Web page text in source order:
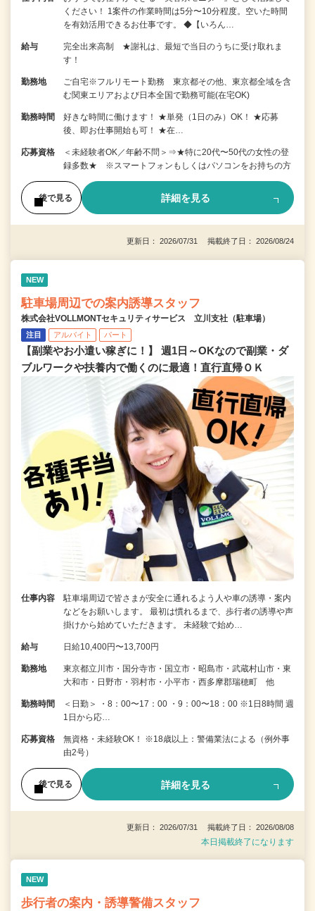
ください！ 1案件の作業時間は5分〜10分程度。空いた時間
を有効活用できるお仕事です。 ◆【いろん…
給与
完全出来高制 ★謝礼は、最短で当日のうちに受け取れま
す！
勤務地
ご自宅※フルリモート勤務 東京都その他、東京都全域を含
む関東エリアおよび日本全国で勤務可能(在宅OK)
勤務時間
好きな時間に働けます！ ★単発（1日のみ）OK！ ★応募
後、即お仕事開始も可！ ★在…
応募資格
＜未経験者OK／年齢不問＞⇒★特に20代〜50代の女性の登
録多数★ ※スマートフォンもしくはパソコンをお持ちの方
後で見る 詳細を見る
更新日： 2026/07/31 掲載終了日： 2026/08/24
NEW
駐車場周辺での案内誘導スタッフ
株式会社VOLLMONTセキュリティサービス 立川支社（駐車場）
注目 アルバイト パート
【副業やお小遣い稼ぎに！】 週1日～OKなので副業・ダ
ブルワークや扶養内で働くのに最適！直行直帰ＯＫ
仕事内容
駐車場周辺で皆さまが安全に通れるよう人や車の誘導・案内
などをお願いします。 最初は慣れるまで、歩行者の誘導や声
掛けから始めていただきます。 未経験で始め…
給与 日給10,400円〜13,700円
勤務地
東京都立川市・国分寺市・国立市・昭島市・武蔵村山市・東
大和市・日野市・羽村市・小平市・西多摩郡瑞穂町 他
勤務時間
＜日勤＞ ・8：00〜17：00 ・9：00〜18：00 ※1日8時間 週
1日から応…
応募資格
無資格・未経験OK！ ※18歳以上：警備業法による（例外事
由2号）
後で見る 詳細を見る
更新日： 2026/07/31 掲載終了日： 2026/08/08
本日掲載終了になります
NEW
歩行者の案内・誘導警備スタッフ